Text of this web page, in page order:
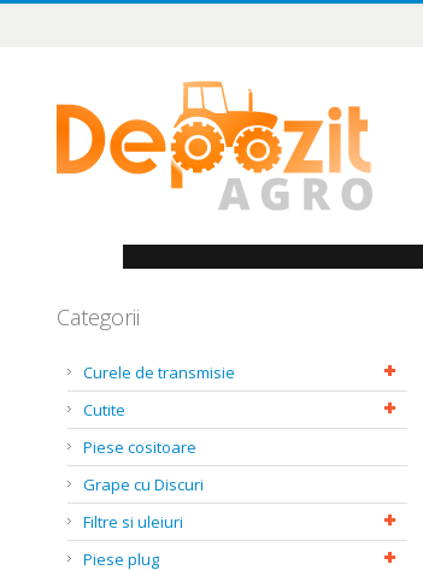
Categorii
Curele de transmisie
Cutite
Piese cositoare
Grape cu Discuri
Filtre si uleiuri
Piese plug